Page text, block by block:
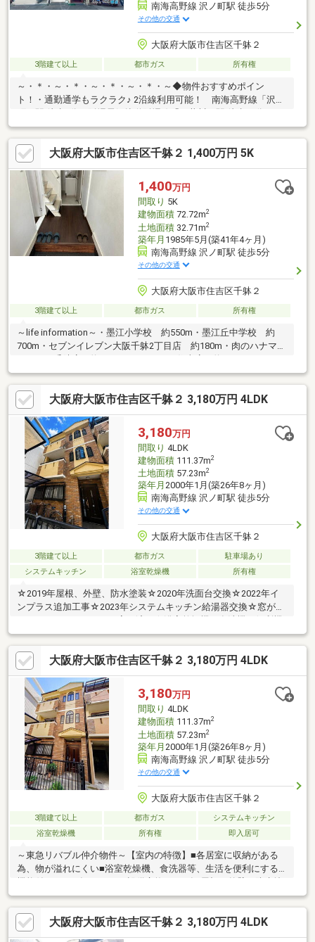
南海高野線 沢ノ町駅 徒歩5分
その他の交通
大阪府大阪市住吉区千躰２
3階建て以上 都市ガス 所有権
～・＊・～・＊・～・＊・～・＊・～◆物件おすすめポイン
ト！・通勤通学もラクラク♪ 2沿線利用可能！ 南海高野線「沢ノ
とりある部屋数の5DK！・小中学校やスーパー、病院などが徒歩
圏内に揃う、 生活至便な好立地です♪≪周辺環境≫・墨江小学
校…徒歩7分・墨江丘中学校…徒歩8分・セブンイレブン…徒歩3
分・デイリーカナート…徒歩9分・阪和記念病院…徒歩14分ハウス
フリーダムは【東証スタンダード上場企業】です。「見るだけ・
聞くだけ」OK！不動産購入や住宅ローンなど、お気軽にご相談く
ださい♪♪
大阪府大阪市住吉区千躰２ 1,400万円 5K
1,400万円
間取り 5K
建物面積72.72m2
土地面積32.71m2
築年月 1985年5月(築41年4ヶ月)
南海高野線 沢ノ町駅 徒歩5分
その他の交通
大阪府大阪市住吉区千躰２
3階建て以上 都市ガス 所有権
～life information～・墨江小学校 約550m・墨江丘中学校 約
700m・セブンイレブン大阪千躰2丁目店 約180m・肉のハナマサ
大阪府大阪市住吉区千躰２ 3,180万円 4LDK
3,180万円
間取り 4LDK
建物面積111.37m2
土地面積57.23m2
築年月 2000年1月(築26年8ヶ月)
南海高野線 沢ノ町駅 徒歩5分
その他の交通
大阪府大阪市住吉区千躰２
3階建て以上 都市ガス
駐車場あり
システムキッチン
浴室乾燥機 所有権
☆2019年屋根、外壁、防水塗装☆2020年洗面台交換☆2022年イ
ンプラス追加工事☆2023年システムキッチン給湯器交換☆窓が防
能有り☆追い焚きあり
大阪府大阪市住吉区千躰２ 3,180万円 4LDK
3,180万円
間取り 4LDK
建物面積111.37m2
土地面積57.23m2
築年月 2000年1月(築26年8ヶ月)
南海高野線 沢ノ町駅 徒歩5分
その他の交通
大阪府大阪市住吉区千躰２
3階建て以上 都市ガス
システムキッチン
浴室乾燥機
所有権 即入居可
～東急リバブル仲介物件～【室内の特徴】■各居室に収納がある
為、物が溢れにくい■浴室乾燥機、食洗器等、生活を便利にする
装■2020年:3Fトイレ・シャワートイレ設備交換■2022年:インナー
サッシ追加工事(ＬＤＫ・主寝室)■2023年:システムキッチン交
換、給湯器交換■物件周辺は街灯で夜間も明るく、人通りの多い
環境【ライフインフォメーション】■墨江小学校 370ｍ■墨江丘中
大阪府大阪市住吉区千躰２ 3,180万円 4LDK